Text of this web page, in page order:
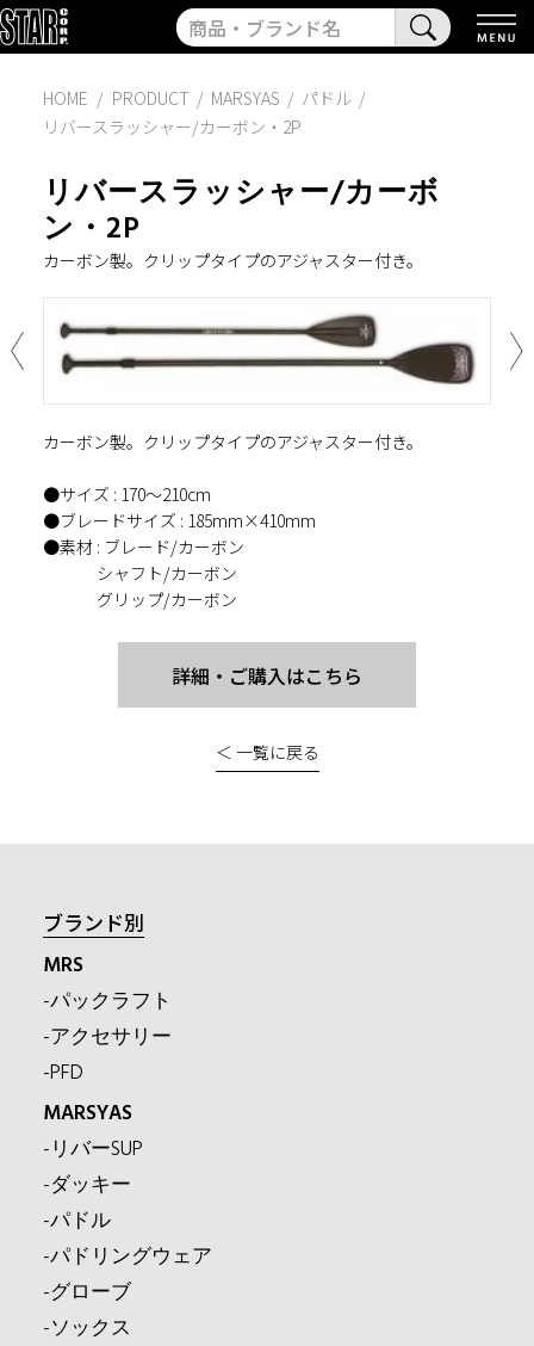
ブランド別
MRS
-パックラフト
-アクセサリー
-PFD
MARSYAS
-リバーSUP
-ダッキー
-パドル
-パドリングウェア
-グローブ
-ソックス
HOME PRODUCT / MARSYAS / パドル/
リバースラッシャー/カーボン・2P
リバースラッシャー/カーボ
ン・2P
カーボン製。クリップタイプのアジャスター付き。
カーボン製。クリップタイプのアジャスター付き。
●サイズ : 170〜210cm
●ブレードサイズ : 185mm×410mm
●素材 : ブレード/カーボン
シャフト/カーボン
グリップ/カーボン
詳細・ご購入はこちら
＜ 一覧に戻る